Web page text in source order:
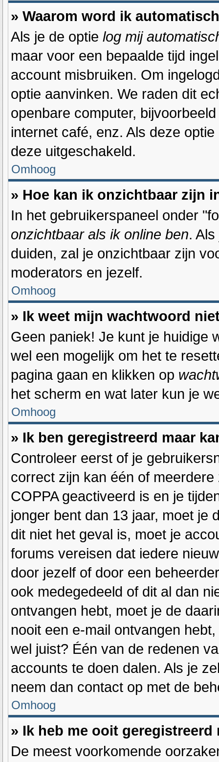
» Waarom word ik
Als je de optie log mij
maar voor een bepaalde tijd
account misbruiken. Om
optie aanvinken. We raden dit
openbare computer,
internet café, enz. Als deze
deze uitgeschakeld.
Omhoog
» Hoe kan ik onzichtbaar zijn
In het gebruikerspaneel onder
onzichtbaar als ik online ben.
duiden, zal je onzichtbaar zijn
moderators en jezelf.
Omhoog
» Ik weet mijn wachtwoord
Geen paniek! Je kunt je huidige
wel een mogelijk om het te
pagina gaan en klikken op
het scherm en wat later kun je
Omhoog
» Ik ben geregistreerd maar
Controleer eerst of je
correct zijn kan één of
COPPA geactiveerd is en je
jonger bent dan 13 jaar, moet je
dit niet het geval is, moet je
forums vereisen dat iedere
door jezelf of door een
ook medegedeeld of dit al dan
ontvangen hebt, moet je de
nooit een e-mail ontvangen
wel juist? Één van de redenen
accounts te doen dalen. Als je
neem dan contact op met de
Omhoog
» Ik heb me ooit
De meest voorkomende